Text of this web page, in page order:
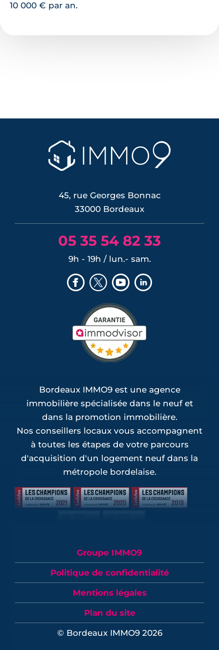
10 000 € par an.
45, rue Georges Bonnac
33000 Bordeaux
05 35 54 82 33
9h - 19h / lun.- sam.
Bordeaux IMMO9 est une agence
immobilière spécialisée dans le neuf et
dans la promotion immobilière.
Nos conseillers locaux vous accompagnent
à toutes les étapes de votre parcours
d'acquisition d'un logement neuf dans la
métropole bordelaise.
Groupe IMMO9
Politique de confidentialité
Mentions légales
Plan du site
© Bordeaux IMMO9 2026